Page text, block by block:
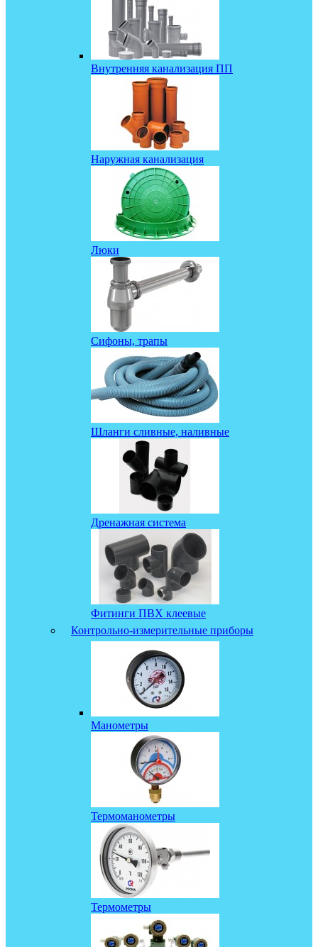
Внутренняя канализация ПП
Наружная канализация
Люки
Сифоны, трапы
Шланги сливные, наливные
Дренажная система
Фитинги ПВХ клеевые
Контрольно-измерительные приборы
Манометры
Термоманометры
Термометры